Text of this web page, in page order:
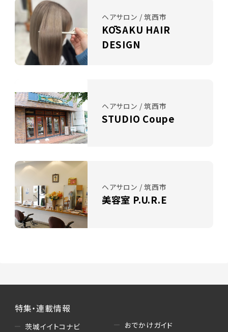
ヘアサロン / 筑西市
KŌSAKU HAIR
DESIGN
ヘアサロン / 筑西市
STUDIO Coupe
ヘアサロン / 筑西市
美容室 P.U.R.E
特集・連載情報
茨城イイトコナビ
おでかけガイド